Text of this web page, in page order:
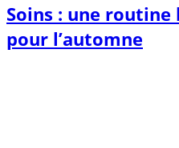
Soins : une
pour l’automne